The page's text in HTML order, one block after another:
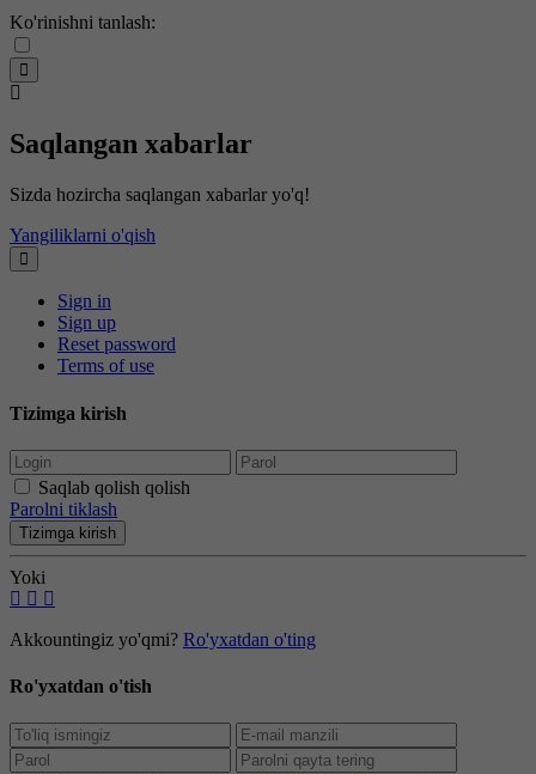
Ko'rinishni tanlash:
Saqlangan xabarlar
Sizda hozircha saqlangan xabarlar yo'q!
Yangiliklarni o'qish
Sign in
Sign up
Reset password
Terms of use
Tizimga kirish
Saqlab qolish qolish
Parolni tiklash
Tizimga kirish
Yoki
Akkountingiz yo'qmi? Ro'yxatdan o'ting
Ro'yxatdan o'tish